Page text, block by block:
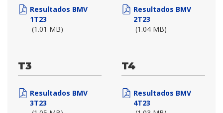
Resultados BMV
1T23
(1.01 MB)
Resultados BMV
2T23
(1.04 MB)
T3
Resultados BMV
3T23
T4
Resultados BMV
4T23